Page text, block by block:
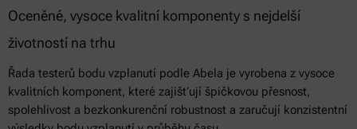
Oceněné, vysoce kvalitní komponenty s nejdelší
životností na trhu
Řada testerů bodu vzplanutí podle Abela je vyrobena z vysoce
kvalitních komponent, které zajišťují špičkovou přesnost,
spolehlivost a bezkonkurenční robustnost a zaručují konzistentní